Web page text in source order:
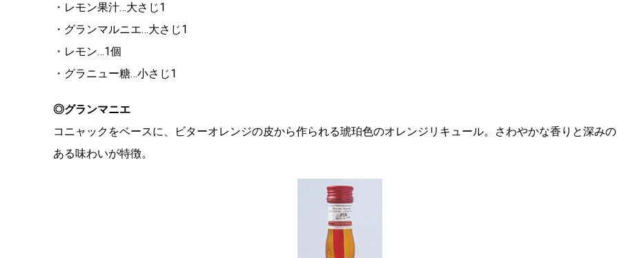
・レモン果汁…大さじ1
・グランマルニエ…大さじ1
・レモン…1個
・グラニュー糖…小さじ1
◎グランマニエ
コニャックをベースに、ビターオレンジの皮から作られる琥珀色のオレンジリキュール。さわやかな香りと深みの
ある味わいが特徴。